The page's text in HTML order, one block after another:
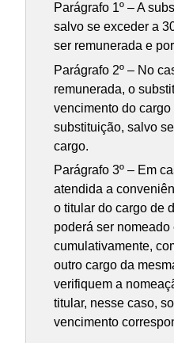
Parágrafo 1º – A
salvo se exceder a
ser remunerada e
Parágrafo 2º – No
remunerada, o
vencimento do cargo
substituição, salvo
cargo.
Parágrafo 3º – Em
atendida a
o titular do cargo de
poderá ser
cumulativamente,
outro cargo da
verifiquem a
titular, nesse caso,
vencimento